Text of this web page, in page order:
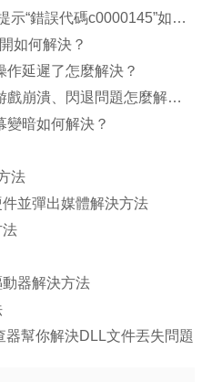
Win7打開ie浏覽器出現藍屏提示“錯誤代碼c0000145”如何解決？
如何解決？
延遲了怎麼解決？
Win10系統中運行英雄聯盟游戲崩潰、閃退問題怎麼解決？
變暗如何解決？
法
並彈出媒體解決方法
法
器解決方法
幫你解決DLL文件丟失問題